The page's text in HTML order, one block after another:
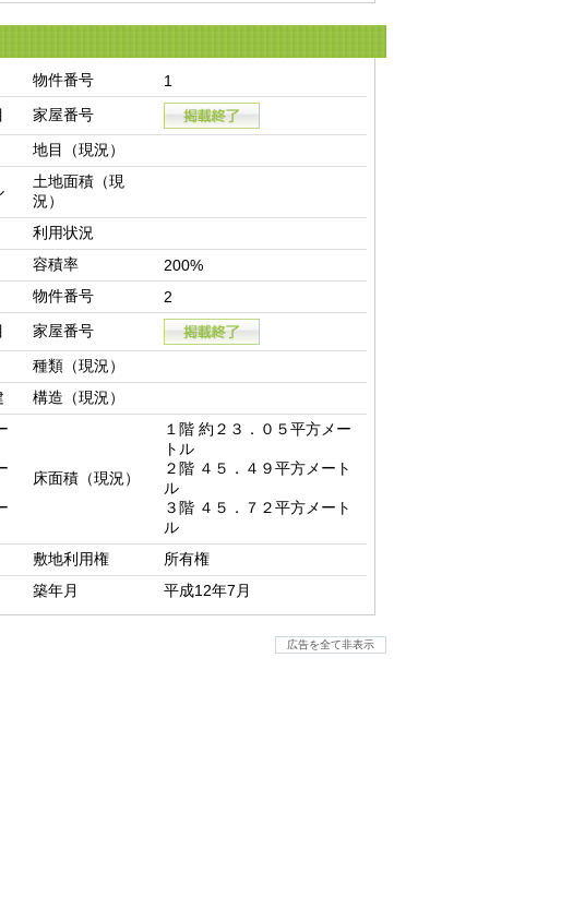
物件番号
1
家屋番号
地目（現況）
土地面積（現
況）
利用状況
容積率
200%
物件番号
2
家屋番号
種類（現況）
構造（現況）
床面積（現況）
１階 約２３．０５平方メー
トル
２階 ４５．４９平方メート
ル
３階 ４５．７２平方メート
ル
敷地利用権
所有権
築年月 平成12年7月
広告を全て非表示